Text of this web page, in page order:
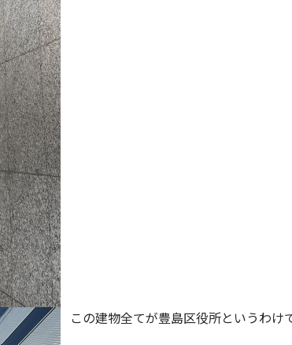
この建物全てが豊島区役所というわけ